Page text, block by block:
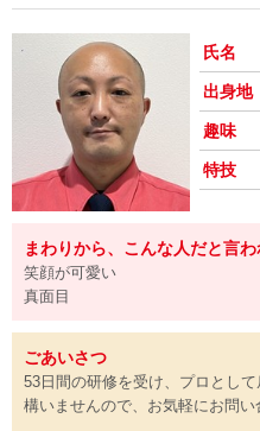
氏名
出身地
趣味
特技
まわりから、こんな人だと言わ
笑顔が可愛い
真面目
ごあいさつ
53日間の研修を受け、プロとし
構いませんので、お気軽にお問